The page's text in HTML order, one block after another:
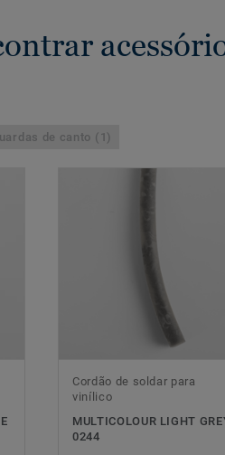
de canto (1)
Cordão de soldar para
vinílico
MULTICOLOUR LIGHT
0244